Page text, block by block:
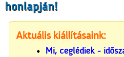
honlapján!
Aktuális kiállításaink:
Mi, ceglédiek -